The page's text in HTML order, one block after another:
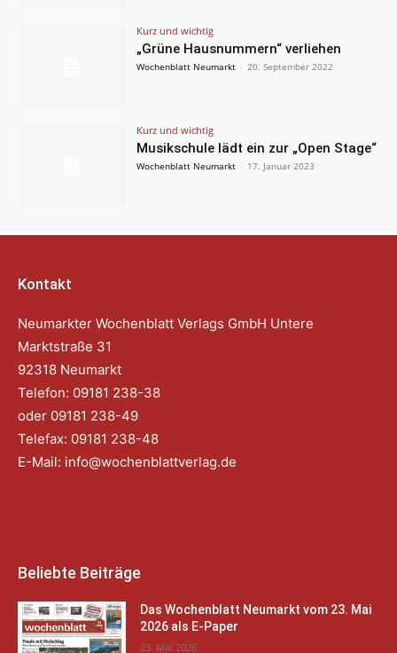
Kurz und wichtig
„Grüne Hausnummern“ verliehen
Wochenblatt Neumarkt - 20. September 2022
Kurz und wichtig
Musikschule lädt ein zur „Open Stage“
Wochenblatt Neumarkt - 17. Januar 2023
Kontakt
Neumarkter Wochenblatt Verlags GmbH Untere
Marktstraße 31
92318 Neumarkt
Telefon: 09181 238-38
oder 09181 238-49
Telefax: 09181 238-48
E-Mail: info@wochenblattverlag.de
Beliebte Beiträge
Das Wochenblatt Neumarkt vom 23. Mai
2026 als E-Paper
23. Mai 2026